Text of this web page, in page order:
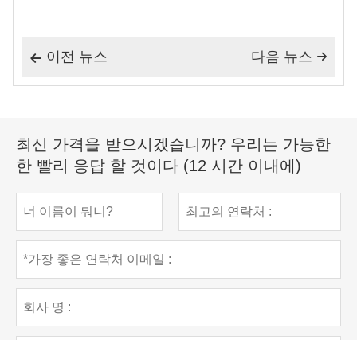
 이전 뉴스 
다음 뉴스
최신 가격을 받으시겠습니까? 우리는 가능한
한 빨리 응답 할 것이다 (12 시간 이내에)